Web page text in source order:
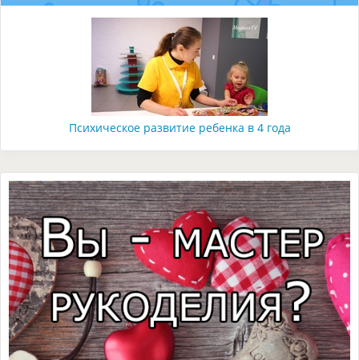
Психическое развитие ребенка в 4 года